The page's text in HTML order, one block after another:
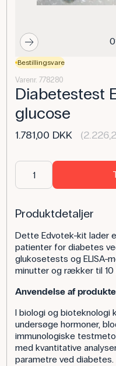
Bestillingsvare
Varenr. 778280
Diabetestest
glucose
1.781,00 DKK
Produktdetaljer
Dette Edvotek-kit lader
patienter for diabetes
glukosetests og ELISA-
minutter og rækker til 10
Anvendelse af
I biologi og bioteknologi
undersøge hormoner,
immunologiske
med kvantitative
parametre ved diabetes.